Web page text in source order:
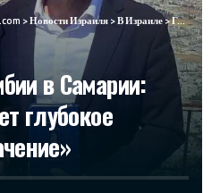
>Новости Израиля>В Израиле>Глава МИД Замбии в Самарии: «Это место имеет глубокое библейское значение»
в Самарии:
глубокое